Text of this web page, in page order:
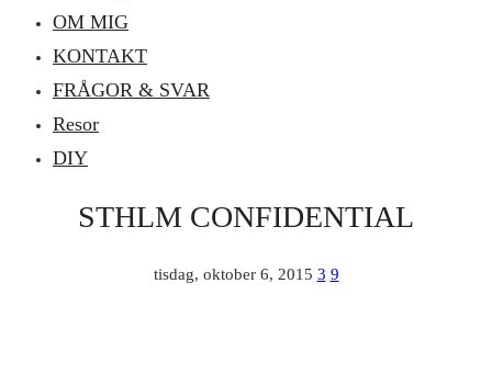
OM MIG
KONTAKT
FRÅGOR & SVAR
Resor
DIY
STHLM CONFIDENTIAL
tisdag, oktober 6, 2015 3 9